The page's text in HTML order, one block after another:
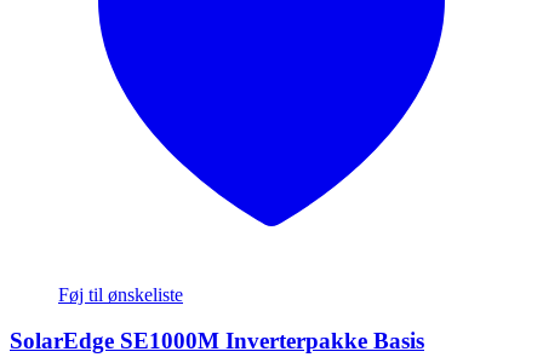
Føj til ønskeliste
SolarEdge SE1000M Inverterpakke Basis